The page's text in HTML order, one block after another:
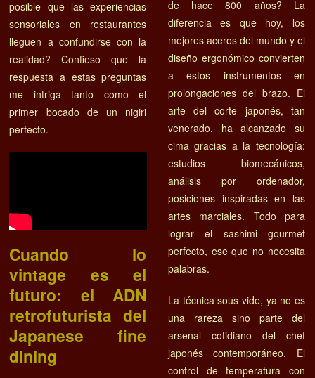
posible que las experiencias
sensoriales en restaurantes
lleguen a confundirse con la
realidad? Confieso que la
respuesta a estas preguntas
me intriga tanto como el
primer bocado de un nigiri
perfecto.
Cuando lo
vintage es el
futuro: el ADN
retrofuturista del
Japanese fine
dining
de hace 800 años? La
diferencia es que hoy, los
mejores aceros del mundo y el
diseño ergonómico convierten
a estos instrumentos en
prolongaciones del brazo. El
arte del corte japonés, tan
venerado, ha alcanzado su
cima gracias a la tecnología:
estudios biomecánicos,
análisis por ordenador,
posiciones inspiradas en las
artes marciales. Todo para
lograr el sashimi gourmet
perfecto, ese que no necesita
palabras.
La técnica sous vide, ya no es
una rareza sino parte del
arsenal cotidiano del chef
japonés contemporáneo. El
control de temperatura con